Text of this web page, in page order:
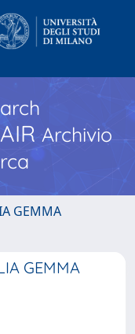
Archivio
GEMMA
GEMMA